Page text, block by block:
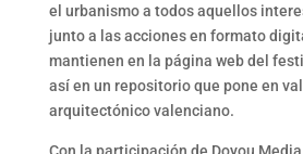
el urbanismo a todos aquellos
junto a las acciones en formato
mantienen en la página web del
así en un repositorio que pone en
arquitectónico valenciano.